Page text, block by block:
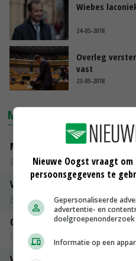
Wiebes
24-05-2018
Overleg
vast
23-05-2018
MARKTPRIJZEN
Magere melkpoeder
Zuivel NL
Vleeskuikens 2001-2600 gr
Barneveld
Gerst
Groningen
Nieuwe Oogst vraagt
persoonsgegevens te
Gepersonaliseerde
advertentie- en
Informatie op een